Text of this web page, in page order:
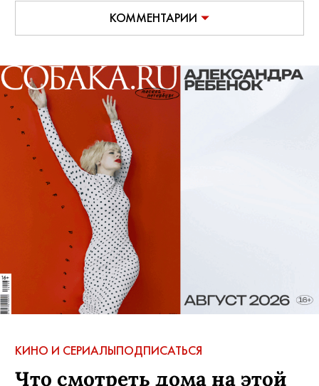
КОММЕНТАРИИ
КИНО И СЕРИАЛЫПОДПИСАТЬСЯ
Что смотреть дома на этой